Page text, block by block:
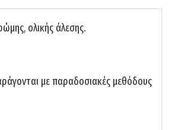
ολικής άλεσης.
με παραδοσιακές μεθόδους